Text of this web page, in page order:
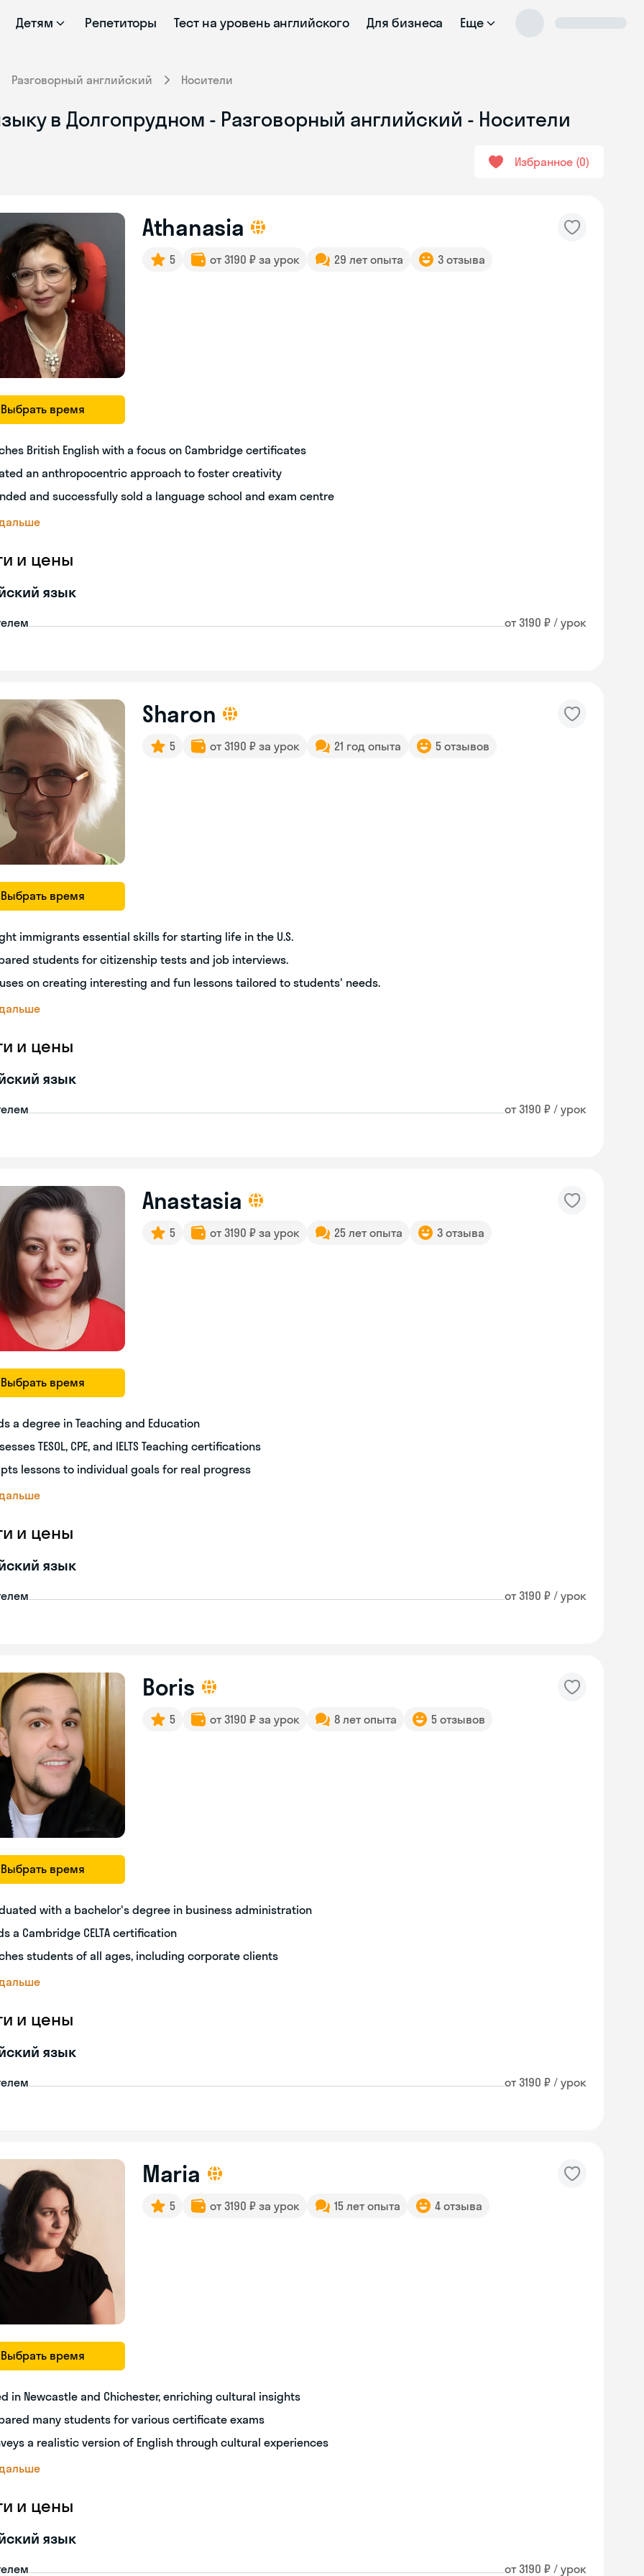
Детям Репетиторы Тест на уровень английского Для бизнеса Еще
Разговорный английский Носители
в Долгопрудном - Разговорный английский - Носители
Избранное 0
Выбрать время
Athanasia
5 от 3190 ₽ за урок 29 лет опыта 3 отзыва
British English with a focus on Cambridge certificates
an anthropocentric approach to foster creativity
and successfully sold a language school and exam centre
и цены
язык
от 3190 ₽ / урок
Выбрать время
Sharon
5 от 3190 ₽ за урок 21 год опыта 5 отзывов
immigrants essential skills for starting life in the U.S.
students for citizenship tests and job interviews.
on creating interesting and fun lessons tailored to students' needs.
и цены
язык
от 3190 ₽ / урок
Выбрать время
Anastasia
5 от 3190 ₽ за урок 25 лет опыта 3 отзыва
a degree in Teaching and Education
TESOL, CPE, and IELTS Teaching certifications
lessons to individual goals for real progress
и цены
язык
от 3190 ₽ / урок
Выбрать время
Boris
5 от 3190 ₽ за урок 8 лет опыта 5 отзывов
with a bachelor's degree in business administration
a Cambridge CELTA certification
students of all ages, including corporate clients
и цены
язык
от 3190 ₽ / урок
Выбрать время
Maria
5 от 3190 ₽ за урок 15 лет опыта 4 отзыва
in Newcastle and Chichester, enriching cultural insights
many students for various certificate exams
a realistic version of English through cultural experiences
и цены
язык
от 3190 ₽ / урок